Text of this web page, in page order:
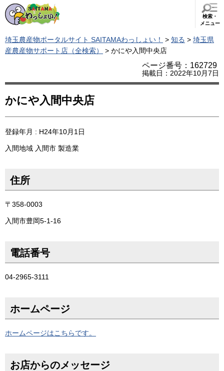
検索・
メニュー
埼玉農産物ポータルサイト SAITAMAわっしょい！ > 知る > 埼玉県
産農産物サポート店（全検索）
> かにや入間中央店
ページ番号：162729
掲載日：2022年10月7日
かにや入間中央店
登録年月 : H24年10月1日
入間地域 入間市 製造業
住所
〒358-0003
入間市豊岡5-1-16
電話番号
04-2965-3111
ホームページ
ホームページはこちらです。
お店からのメッセージ